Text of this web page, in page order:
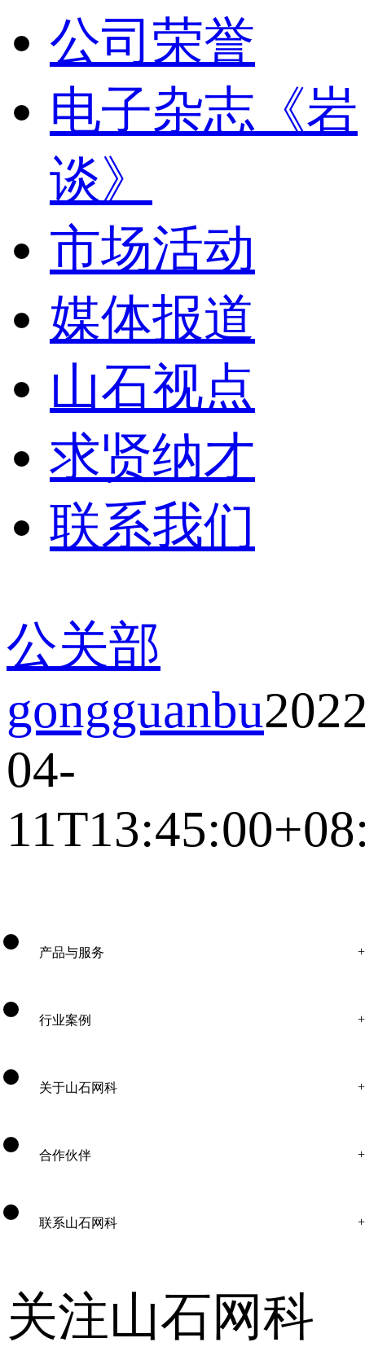
公司荣誉
电子杂志《岩
谈》
市场活动
媒体报道
山石视点
求贤纳才
联系我们
公关部
gongguanbu
04-
产品与服务
行业案例
关于山石网科
合作伙伴
联系山石网科
关注山石网科